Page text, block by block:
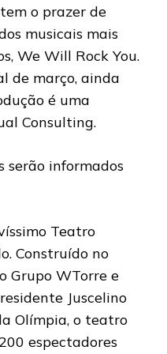
o prazer de
musicais mais
We Will Rock You.
de março, ainda
é uma
Consulting.
serão informados
Teatro
Construído no
Grupo WTorre e
Juscelino
Olímpia, o teatro
espectadores